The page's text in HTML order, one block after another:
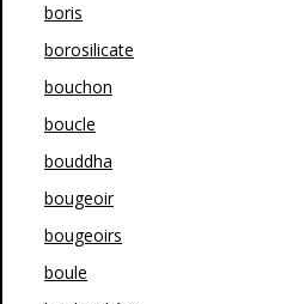
boris
borosilicate
bouchon
boucle
bouddha
bougeoir
bougeoirs
boule